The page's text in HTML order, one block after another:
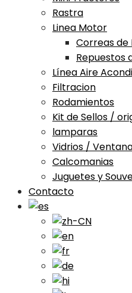
Rastra
Linea Motor
Correas de
Repuestos
Línea Aire
Filtracion
Rodamientos
Kit de Sellos /
lamparas
Vidrios /
Calcomanias
Juguetes y
Contacto